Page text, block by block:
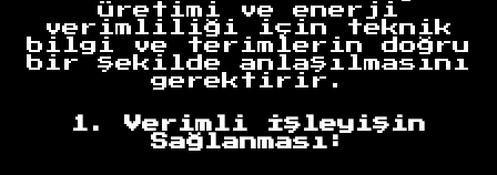
üretimi ve enerji
verimliliği için teknik
bilgi ve terimlerin doğru
bir şekilde anlaşılmasını
gerektirir.
1. Verimli İşleyişin
Sağlanması: